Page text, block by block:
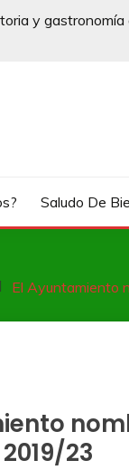
y gastronomía
Saludo De
El Ayuntamiento
23